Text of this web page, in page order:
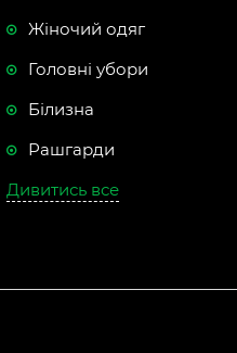
Жіночий одяг
Головні убори
Білизна
Рашгарди
Дивитись все